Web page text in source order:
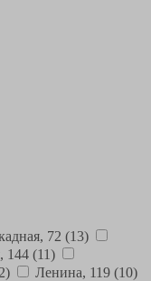
72 (13)
144 (11)
Ленина, 119 (10)